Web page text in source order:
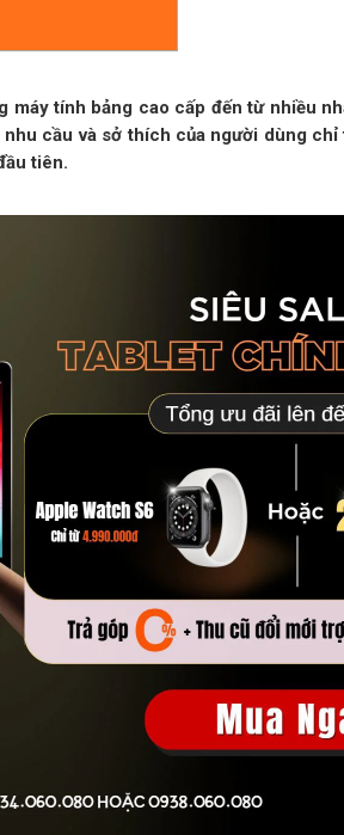
máy tính bảng cao cấp đến từ nhiều
cầu và sở thích của người dùng
tiên.